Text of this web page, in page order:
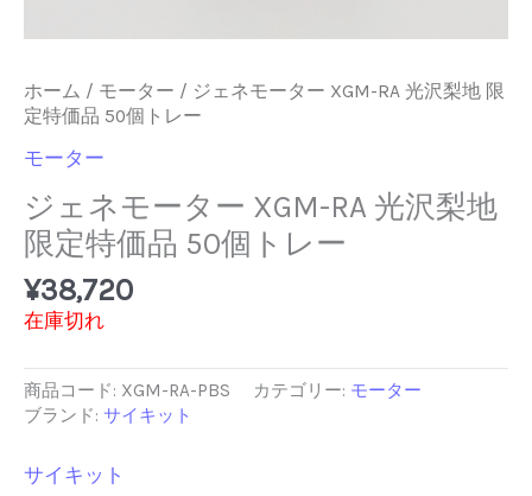
ホーム / モーター / ジェネモーター XGM-RA 光沢梨地 限
定特価品 50個トレー
モーター
ジェネモーター XGM-RA 光沢梨地
限定特価品 50個トレー
¥38,720
在庫切れ
商品コード: XGM-RA-PBS カテゴリー: モーター
ブランド: サイキット
サイキット